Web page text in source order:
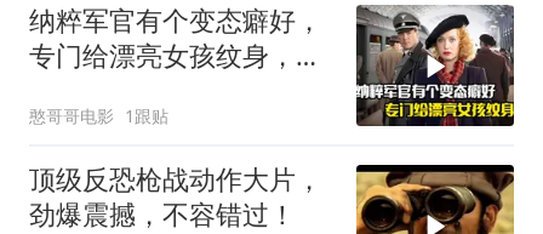
纳粹军官有个变态癖好，
专门给漂亮女孩纹身，战
憨哥哥电影 1跟贴
顶级反恐枪战动作大片，
劲爆震撼，不容错过！